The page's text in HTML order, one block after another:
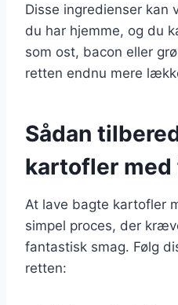
Disse ingredienser kan
du har hjemme, og du
som ost, bacon eller
retten endnu mere
Sådan
kartofler
At lave bagte kartofler
simpel proces, der
fantastisk smag. Følg
retten: